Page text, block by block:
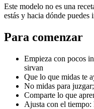
Este modelo no es una
estás y hacia dónde puedes
Para comenzar
Empieza con pocos
sirvan
Que lo que midas te
No midas para
Comparte lo que
Ajusta con el tiempo: